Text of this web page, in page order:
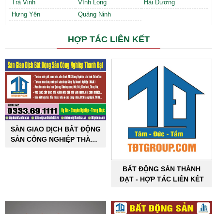
Trà Vinh Vĩnh Long
Hải Dương
Hưng Yên
Quảng Ninh
HỢP TÁC LIÊN KẾT
SÀN GIAO DỊCH BẤT ĐỘNG
SẢN CÔNG NGHIỆP THÀNH
BẤT ĐỘNG SẢN THÀNH
ĐẠT - HỢP TÁC LIÊN KẾT